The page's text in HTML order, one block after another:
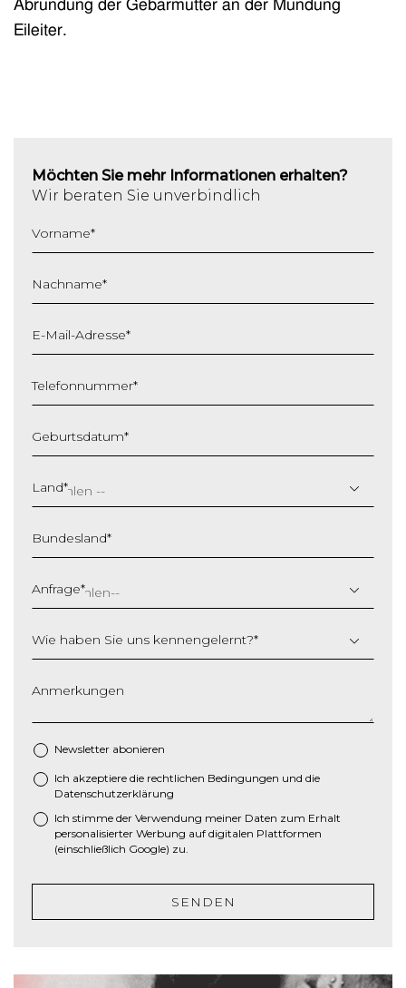
Abrundung der Gebärmutter an der Mündung
Eileiter.
Möchten Sie mehr Informationen erhalten?
Wir beraten Sie unverbindlich
Vorname*
Nachname*
E-Mail-Adresse*
Telefonnummer*
Geburtsdatum*
T
S
h
ä
g
t
r
i
h
M
S
h
g
t
Land*
Bundesland*
Anfrage*
Wie haben Sie uns kennengelernt?*
Anmerkungen
Newsletter abonieren
* Ich akzeptiere die rechtlichen Bedingungen und die
Datenschutzerklärung
Ich stimme der Verwendung meiner Daten zum Erhalt
personalisierter Werbung auf digitalen Plattformen
(einschließlich Google) zu.
SENDEN